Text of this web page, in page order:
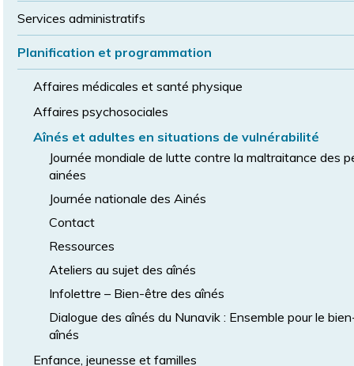
Services administratifs
Planification et programmation
Affaires médicales et santé physique
Affaires psychosociales
Aînés et adultes en situations de vulnérabilité
Journée mondiale de lutte contre la maltraitance des
ainées
Journée nationale des Ainés
Contact
Ressources
Ateliers au sujet des aînés
Infolettre – Bien-être des aînés
Dialogue des aînés du Nunavik : Ensemble pour le
aînés
Enfance, jeunesse et familles